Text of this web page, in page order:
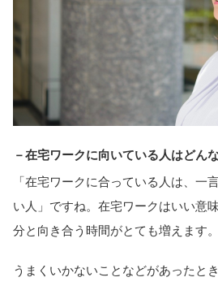
－在宅ワークに向いている人はどん
「在宅ワークに合っている人は、一
い人」ですね。在宅ワークはいい意
分と向き合う時間がとても増えます。
うまくいかないことなどがあったと